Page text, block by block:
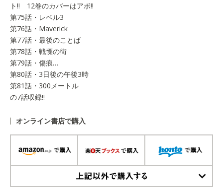
ト!! 12巻のカバーはアボ!!
第75話・レベル3
第76話・Maverick
第77話・最後のことば
第78話・戦慄の街
第79話・傷痕…
第80話・3日後の午後3時
第81話・300メートル
の7話収録!!
オンライン書店で購入